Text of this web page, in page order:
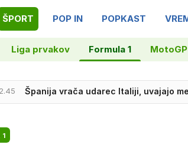
ŠPORT POP IN POPKAST
Liga prvakov Formula 1 MotoGP
Španija vrača udarec Italiji, uvajajo
Donostia za nemškega filmskega
1